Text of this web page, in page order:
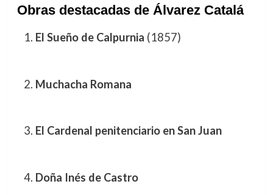
Obras destacadas de Álvarez Catalá
El Sueño de Calpurnia (1857)
Muchacha Romana
El Cardenal penitenciario en San Juan
Doña Inés de Castro